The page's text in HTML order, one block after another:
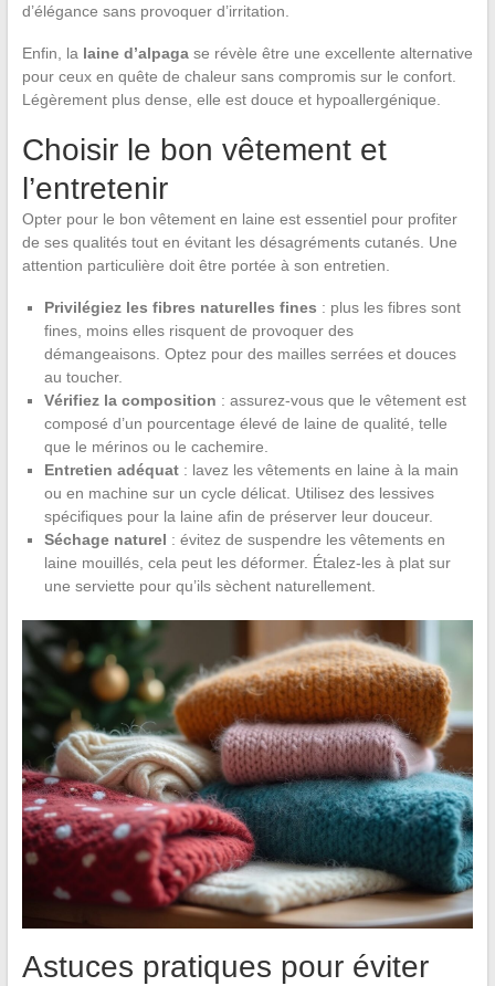
d’élégance sans provoquer d’irritation.
Enfin, la laine d’alpagase révèle être une excellente alternative
pour ceux en quête de chaleur sans compromis sur le confort.
Légèrement plus dense, elle est douce et hypoallergénique.
Choisir le bon vêtement et
l’entretenir
Opter pour le bon vêtement en laine est essentiel pour profiter
de ses qualités tout en évitant les désagréments cutanés. Une
attention particulière doit être portée à son entretien.
Privilégiez les fibres naturelles fines : plus les fibres sont
fines, moins elles risquent de provoquer des
démangeaisons. Optez pour des mailles serrées et douces
au toucher.
Vérifiez la composition : assurez-vous que le vêtement est
composé d’un pourcentage élevé de laine de qualité, telle
que le mérinos ou le cachemire.
Entretien adéquat : lavez les vêtements en laine à la main
ou en machine sur un cycle délicat. Utilisez des lessives
spécifiques pour la laine afin de préserver leur douceur.
Séchage naturel : évitez de suspendre les vêtements en
laine mouillés, cela peut les déformer. Étalez-les à plat sur
une serviette pour qu’ils sèchent naturellement.
Astuces pratiques pour éviter